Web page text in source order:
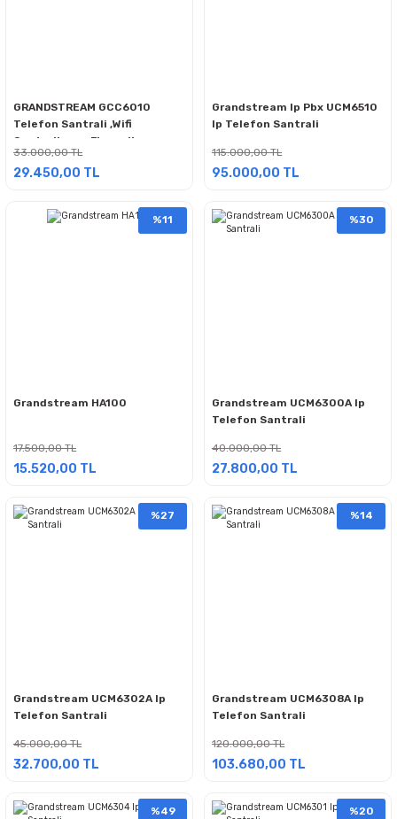
GRANDSTREAM GCC6010
Telefon Santrali ,Wifi
Controller ve Firewall
33.000,00 TL
29.450,00 TL
Grandstream Ip Pbx UCM6510
Ip Telefon Santrali
115.000,00 TL
95.000,00 TL
%11
Grandstream HA100
17.500,00 TL
15.520,00 TL
%30
Grandstream UCM6300A Ip
Telefon Santrali
40.000,00 TL
27.800,00 TL
%27
Grandstream UCM6302A Ip
Telefon Santrali
45.000,00 TL
32.700,00 TL
%14
Grandstream UCM6308A Ip
Telefon Santrali
120.000,00 TL
103.680,00 TL
%49 %20